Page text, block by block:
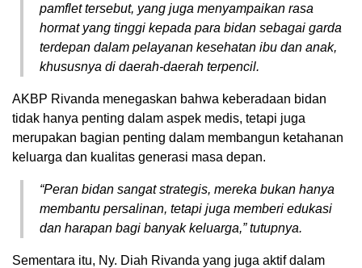
pamflet tersebut, yang juga menyampaikan rasa
hormat yang tinggi kepada para bidan sebagai garda
terdepan dalam pelayanan kesehatan ibu dan anak,
khususnya di daerah-daerah terpencil.
AKBP Rivanda menegaskan bahwa keberadaan bidan
tidak hanya penting dalam aspek medis, tetapi juga
merupakan bagian penting dalam membangun ketahanan
keluarga dan kualitas generasi masa depan.
“Peran bidan sangat strategis, mereka bukan hanya
membantu persalinan, tetapi juga memberi edukasi
dan harapan bagi banyak keluarga,” tutupnya.
Sementara itu, Ny. Diah Rivanda yang juga aktif dalam